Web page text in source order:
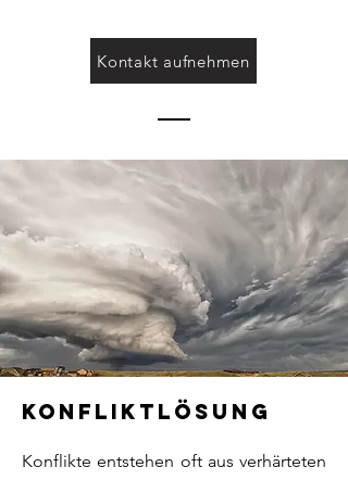
Kontakt aufnehmen
konfliktlösung
Konflikte entstehen oft aus verhärteten